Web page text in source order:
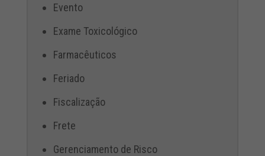
Evento
Exame Toxicológico
Farmacêuticos
Feriado
Fiscalização
Frete
Gerenciamento de Risco